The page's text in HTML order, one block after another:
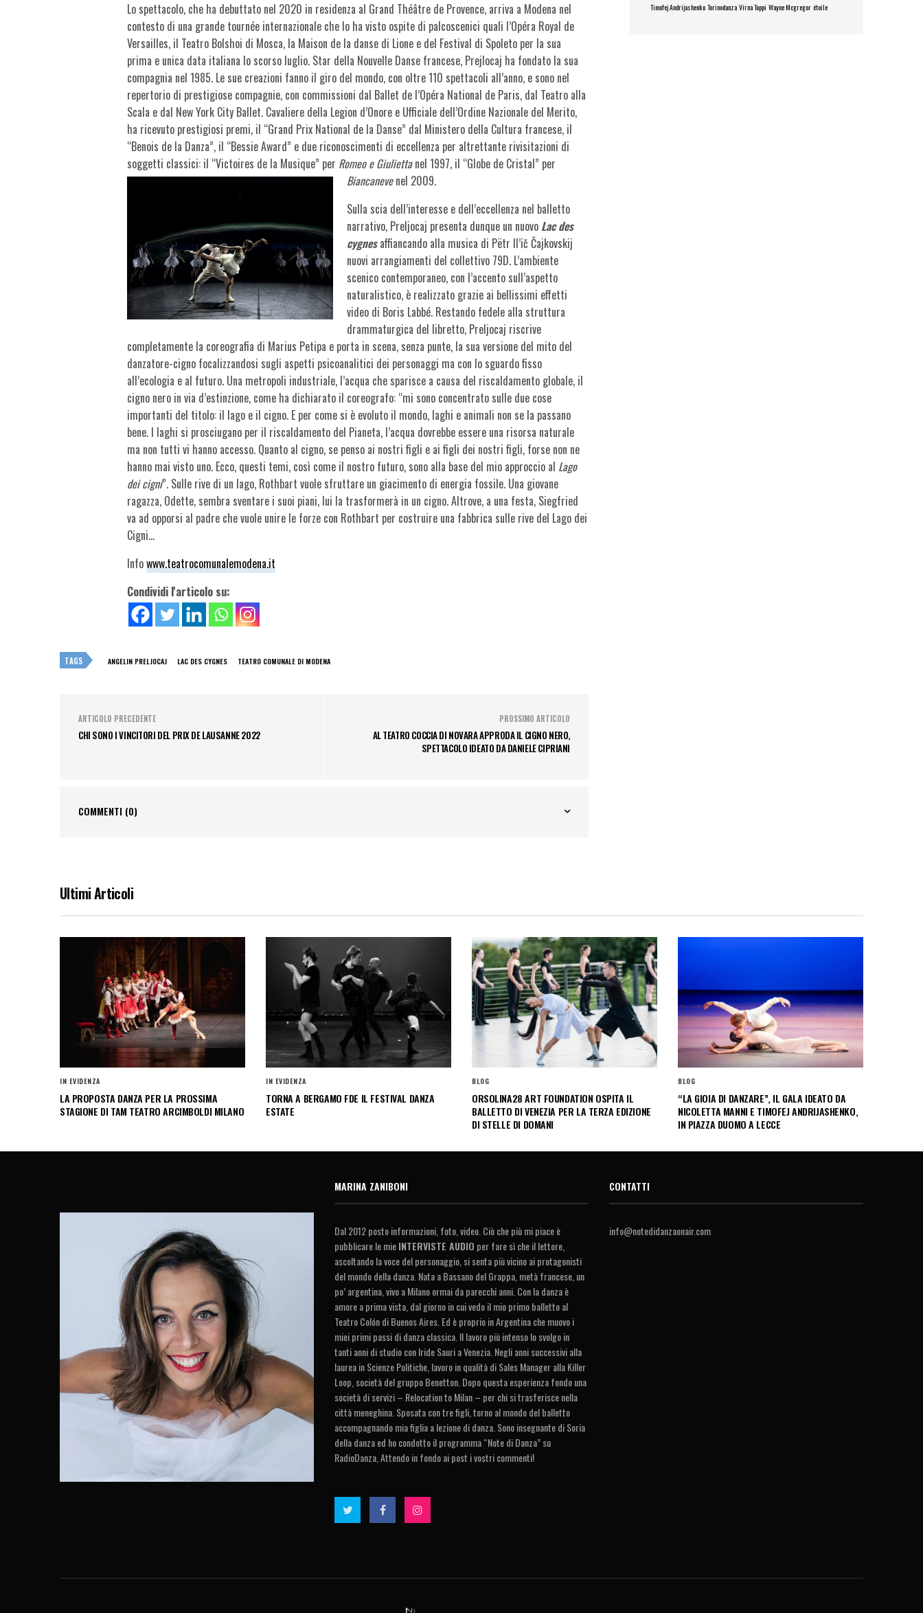
Lo spettacolo, che ha debuttato nel 2020 in residenza al Grand Théâtre de Provence, arriva a Modena nel
contesto di una grande tournée internazionale che lo ha visto ospite di palcoscenici quali l’Opéra Royal de
Versailles, il Teatro Bolshoi di Mosca, la Maison de la danse di Lione e del Festival di Spoleto per la sua
prima e unica data italiana lo scorso luglio. Star della Nouvelle Danse francese, Prejlocaj ha fondato la sua
compagnia nel 1985. Le sue creazioni fanno il giro del mondo, con oltre 110 spettacoli all’anno, e sono nel
repertorio di prestigiose compagnie, con commissioni dal Ballet de l’Opéra National de Paris, dal Teatro alla
Scala e dal New York City Ballet. Cavaliere della Legion d’Onore e Ufficiale dell’Ordine Nazionale del Merito,
ha ricevuto prestigiosi premi, il “Grand Prix National de la Danse” dal Ministero della Cultura francese, il
“Benois de la Danza”, il “Bessie Award” e due riconoscimenti di eccellenza per altrettante rivisitazioni di
soggetti classici: il “Victoires de la Musique” per Romeo e Giuliettanel 1997, il “Globe de Cristal” per
Biancanevenel 2009.
Sulla scia dell’interesse e dell’eccellenza nel balletto
narrativo, Preljocaj presenta dunque un nuovo Lac des
cygnesaffiancando alla musica di Pëtr Il’ič Čajkovskij
nuovi arrangiamenti del collettivo 79D. L’ambiente
scenico contemporaneo, con l’accento sull’aspetto
naturalistico, è realizzato grazie ai bellissimi effetti
video di Boris Labbé. Restando fedele alla struttura
drammaturgica del libretto, Preljocaj riscrive
completamente la coreografia di Marius Petipa e porta in scena, senza punte, la sua versione del mito del
danzatore-cigno focalizzandosi sugli aspetti psicoanalitici dei personaggi ma con lo sguardo fisso
all’ecologia e al futuro. Una metropoli industriale, l’acqua che sparisce a causa del riscaldamento globale, il
cigno nero in via d’estinzione, come ha dichiarato il coreografo: “mi sono concentrato sulle due cose
importanti del titolo: il lago e il cigno. E per come si è evoluto il mondo, laghi e animali non se la passano
bene. I laghi si prosciugano per il riscaldamento del Pianeta, l’acqua dovrebbe essere una risorsa naturale
ma non tutti vi hanno accesso. Quanto al cigno, se penso ai nostri figli e ai figli dei nostri figli, forse non ne
hanno mai visto uno. Ecco, questi temi, così come il nostro futuro, sono alla base del mio approccio al Lago
dei cigni”. Sulle rive di un lago, Rothbart vuole sfruttare un giacimento di energia fossile. Una giovane
ragazza, Odette, sembra sventare i suoi piani, lui la trasformerà in un cigno. Altrove, a una festa, Siegfried
va ad opporsi al padre che vuole unire le forze con Rothbart per costruire una fabbrica sulle rive del Lago dei
Cigni…
Infowww.teatrocomunalemodena.it
Condividi l'articolo su:
TAGS ANGELIN PRELJOCAJ LAC DES CYGNES TEATRO COMUNALE DI MODENA
ARTICOLO PRECEDENTE
CHI SONO I VINCITORI DEL PRIX DE LAUSANNE 2022
PROSSIMO ARTICOLO
AL TEATRO COCCIA DI NOVARA APPRODA IL CIGNO NERO,
SPETTACOLO IDEATO DA DANIELE CIPRIANI
COMMENTI (0)
Timofej Andrijashenko Torinodanza Virna Toppi Wayne Mcgregor étoile
Ultimi Articoli
IN EVIDENZA
LA PROPOSTA DANZA PER LA PROSSIMA
STAGIONE DI TAM TEATRO ARCIMBOLDI MILANO
IN EVIDENZA
TORNA A BERGAMO FDE IL FESTIVAL DANZA
ESTATE
BLOG
ORSOLINA28 ART FOUNDATION OSPITA IL
BALLETTO DI VENEZIA PER LA TERZA EDIZIONE
DI STELLE DI DOMANI
BLOG
“LA GIOIA DI DANZARE”, IL GALA IDEATO DA
NICOLETTA MANNI E TIMOFEJ ANDRIJASHENKO,
IN PIAZZA DUOMO A LECCE
MARINA ZANIBONI
Dal 2012 posto informazioni, foto, video. Ciò che più mi piace è
pubblicare le mieINTERVISTE AUDIO per fare sì che il lettore,
ascoltando la voce del personaggio, si senta più vicino ai protagonisti
del mondo della danza. Nata a Bassano del Grappa, metà francese, un
po’ argentina, vivo a Milano ormai da parecchi anni. Con la danza è
amore a prima vista, dal giorno in cui vedo il mio primo balletto al
Teatro Colón di Buenos Aires. Ed è proprio in Argentina che muovo i
miei primi passi di danza classica. Il lavoro più intenso lo svolgo in
tanti anni di studio con Iride Sauri a Venezia. Negli anni successivi alla
laurea in Scienze Politiche, lavoro in qualità di Sales Manager alla Killer
Loop, società del gruppo Benetton. Dopo questa esperienza fondo una
società di servizi – Relocation to Milan – per chi si trasferisce nella
città meneghina. Sposata con tre figli, torno al mondo del balletto
accompagnando mia figlia a lezione di danza. Sono insegnante di Soria
della danza ed ho condotto il programma “Note di Danza” su
RadioDanza, Attendo in fondo ai post i vostri commenti!
CONTATTI
info@notedidanzaonair.com